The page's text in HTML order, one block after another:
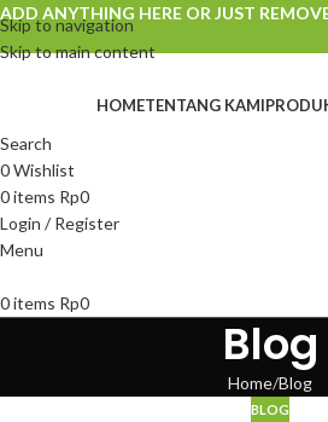
Skip to navigation
Skip to main content
ADD ANYTHING HERE OR JUST
HOMETENTANG KAMI
Search
0Wishlist
0items Rp0
Login / Register
Menu
0items Rp0
Blog
Home Blog
BLOG